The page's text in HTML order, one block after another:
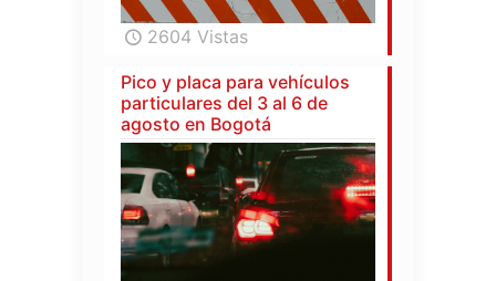
2604 Vistas
Pico y placa para vehículos
particulares del 3 al 6 de
agosto en Bogotá